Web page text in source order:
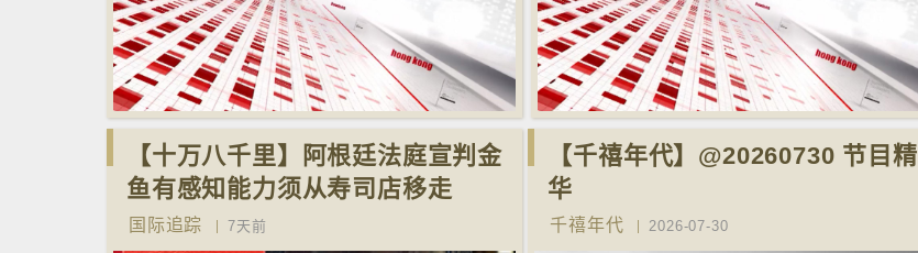
【十万八千里】阿根廷法庭宣判金
鱼有感知能力须从寿司店移走
国际追踪 7天前
【千禧年代】@20260730 节目精
华
千禧年代 2026-07-30